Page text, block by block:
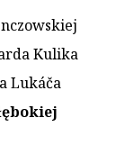
Kulika
Lukáča